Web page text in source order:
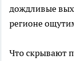
дождливые
регионе
Что скрывают